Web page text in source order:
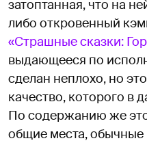
затоптанная, что на
либо откровенный
«Страшные сказки:
выдающееся по
сделан неплохо, но
качество, которого в
По содержанию же
общие места,